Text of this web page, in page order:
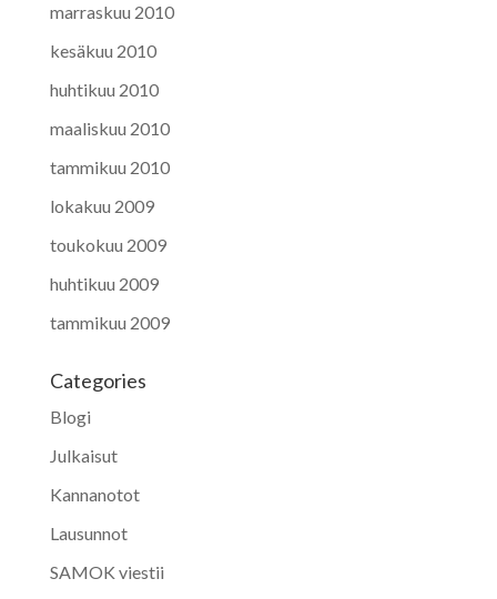
marraskuu 2010
kesäkuu 2010
huhtikuu 2010
maaliskuu 2010
tammikuu 2010
lokakuu 2009
toukokuu 2009
huhtikuu 2009
tammikuu 2009
Categories
Blogi
Julkaisut
Kannanotot
Lausunnot
SAMOK viestii